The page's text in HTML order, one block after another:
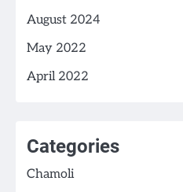
August 2024
May 2022
April 2022
Categories
Chamoli